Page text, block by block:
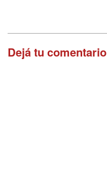
Dejá tu comentario